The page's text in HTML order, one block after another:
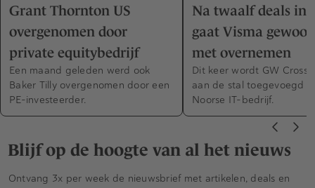
Grant Thornton US
overgenomen door
private equitybedrijf
Een maand geleden werd ook
Baker Tilly overgenomen door een
PE-investeerder.
Na twaalf deals in
gaat Visma
met overnemen
Dit keer wordt GW
aan de stal toegevoegd
Noorse IT-bedrijf.
Blijf op de hoogte van al het nieuws
Ontvang 3x per week de nieuwsbrief met artikelen, deals en